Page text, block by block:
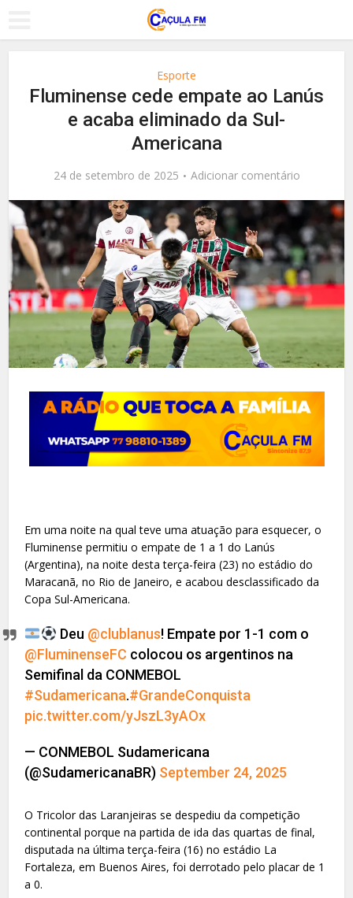
Esporte
Fluminense cede empate ao Lanús
e acaba eliminado da Sul-
Americana
24 de setembro de 2025 Adicionar comentário
Em uma noite na qual teve uma atuação para esquecer, o
Fluminense permitiu o empate de 1 a 1 do Lanús
(Argentina), na noite desta terça-feira (23) no estádio do
Maracanã, no Rio de Janeiro, e acabou desclassificado da
Copa Sul-Americana.
Deu @clublanus! Empate por 1-1 com o
@FluminenseFC colocou os argentinos na
Semifinal da CONMEBOL
#Sudamericana.#GrandeConquista
pic.twitter.com/yJszL3yAOx
— CONMEBOL Sudamericana
(@SudamericanaBR) September 24, 2025
O Tricolor das Laranjeiras se despediu da competição
continental porque na partida de ida das quartas de final,
disputada na última terça-feira (16) no estádio La
Fortaleza, em Buenos Aires, foi derrotado pelo placar de 1
a 0.